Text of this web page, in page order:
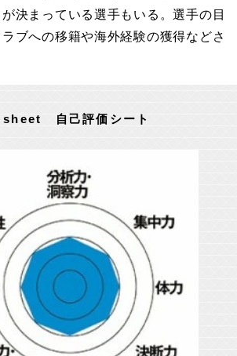
決まっている選手もいる。選手の目
ブへの移籍や海外経験の獲得などさ
自己評価シート